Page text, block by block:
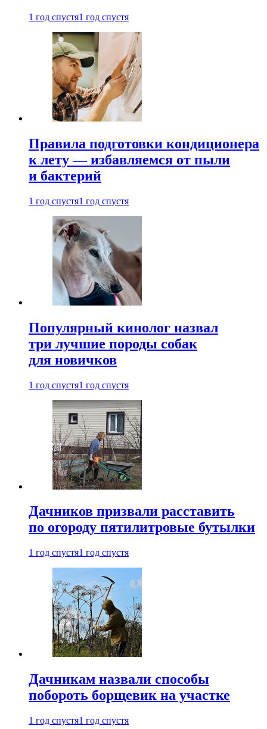
1 год спустя1 год спустя
Правила подготовки кондиционера
к лету — избавляемся от пыли
и бактерий
1 год спустя1 год спустя
Популярный кинолог назвал
три лучшие породы собак
для новичков
1 год спустя1 год спустя
Дачников призвали расставить
по огороду пятилитровые бутылки
1 год спустя1 год спустя
Дачникам назвали способы
побороть борщевик на участке
1 год спустя1 год спустя